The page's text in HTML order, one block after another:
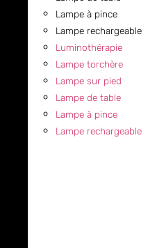
Lampe à pince
Lampe rechargeable
Luminothérapie
Lampe torchère
Lampe sur pied
Lampe de table
Lampe à pince
Lampe rechargeable